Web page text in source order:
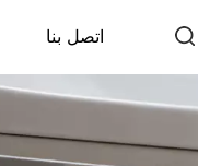
اتصل بنا